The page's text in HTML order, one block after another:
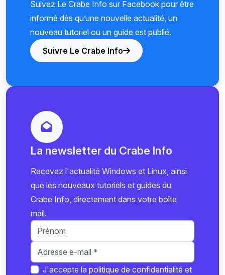
Suivez Le Crabe Info sur Facebook pour être
informé dès qu’une nouvelle actualité, un
nouveau tutoriel ou un guide est publié.
Suivre Le Crabe Info
La newsletter du Crabe Info
Recevez l'actualité Windows et Linux, ainsi
que les nouveaux tutoriels et guides du
Crabe Info, directement dans votre boîte
mail.
J'accepte la politique de confidentialité et